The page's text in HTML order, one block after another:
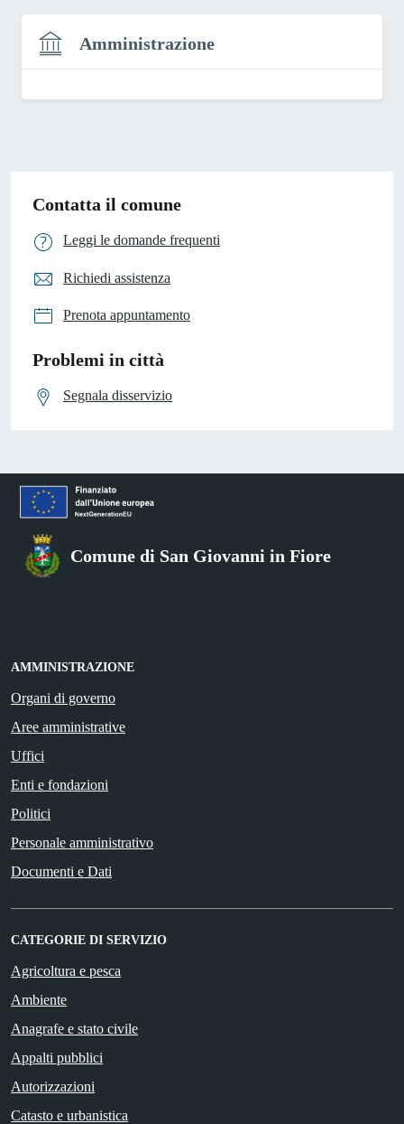
Amministrazione
Contatta il comune
Leggi le domande frequenti
Richiedi assistenza
Prenota appuntamento
Problemi in città
Segnala disservizio
Comune di San Giovanni in Fiore
AMMINISTRAZIONE
Organi di governo
Aree amministrative
Uffici
Enti e fondazioni
Politici
Personale amministrativo
Documenti e Dati
CATEGORIE DI SERVIZIO
Agricoltura e pesca
Ambiente
Anagrafe e stato civile
Appalti pubblici
Autorizzazioni
Catasto e urbanistica